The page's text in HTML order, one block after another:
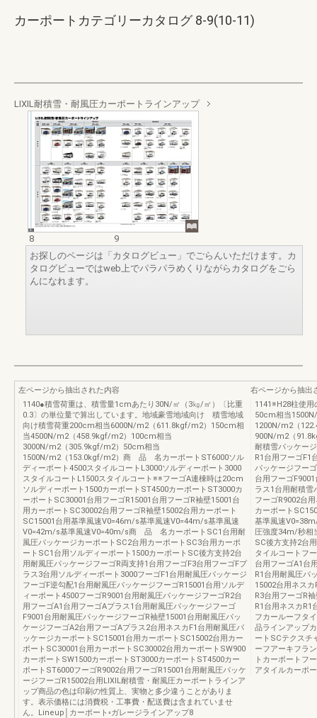
カーポートカテゴリーカタログ 8-9(10-11)
LIXIL耐積雪・耐風圧カーポートラインアップ
8
9
お探しのページは「カタログビュー」でごらんいただけます。カ
タログビューではweb上でパラパラめくりながらカタログをごら
んになれます。
左ページから抽出された内容
1140●積雪荷重は、積雪量1cmあたり30N/㎡（3㎏/㎡）〔比重
0.3〕の単位量で算出しています。地域豪雪地域向け 積雪地域
向け積雪荷重200cm相当6000N/m2（611.8kgf/m2）150cm相
当4500N/m2（458.9kgf/m2）100cm相当
3000N/m2（305.9kgf/m2）50cm相当
1500N/m2（153.0kgf/m2）商 品 名カーポートST6000ソル
ディーポート4500スタイルコートL3000ソルディーポート3000
スタイルコートL1500スタイルコート※※フーゴA連棟時は20cm
ソルディーポート1500カーポートST4500カーポートST3000カ
ーポートSC30001台用フーゴR15001台用フーゴR袖壁15001台
用カーポートSC30002台用フーゴR袖壁15002台用カーポート
SC15001台用基準風速V0=46m/s基準風速V0=44m/s基準風速
V0=42m/s基準風速V0=40m/s商 品 名カーポートSC1台用耐
風圧パッケージカーポートSC2台用カーポートSC3台用カーポ
ートSC1台用ソルディーポート1500カーポートSC後方支持2台
用耐風圧パッケージフーゴR両支持1台用フーゴF3台用フーゴFプ
ラス3台用ソルディーポート3000フーゴF1台用耐風圧パッケージ
フーゴF逆勾配1台用耐風圧パッケージフーゴR15001台用ソルデ
ィーポート4500フーゴR9001台用耐風圧パッケージフーゴR2台
用フーゴA1台用フーゴAプラス1台用耐風圧パッケージフーゴ
F9001台用耐風圧パッケージフーゴR袖壁15001台用耐風圧パッ
ケージフーゴA2台用フーゴAプラス2台用ネスカF1台用耐風圧パ
ッケージカーポートSC15001台用カーポートSC15002台用カー
ポートSC30001台用カーポートSC30002台用カーポートSW900
カーポートSW1500カーポートST3000カーポートST4500カー
ポートST6000フーゴR9002台用フーゴR15001台用耐風圧パッケ
ージフーゴR15002台用LIXIL耐積雪・耐風圧カーポートラインア
ップ商品の色は印刷の性質上、実物と多少違うことがありま
す。表示価格には消費税・工事費・配送費は含まれていませ
ん。Lineup│カーポート◦ガレージラインアップ8
右ページから抽出
1141※H28柱使
50cm相当
1200N/m2（
900N/m2（
耐積雪パッケー
R1台用フーゴF1
パッケージフー
台用フーゴ
ラス1台用耐積雪
フーゴR9002台
カーポート
基準風速
圧強度34m/秒相
SC後方支持2台
タイルコートフ
台用フーゴA1台
R1台用耐風圧パ
15002台用ネス
R3台用フーゴR
R1台用ネスカR1
フカールーフタ
品ラインアップ
ートSCテクスチ
ーフアーキフラ
トカーポートフ
アタイルカーポ